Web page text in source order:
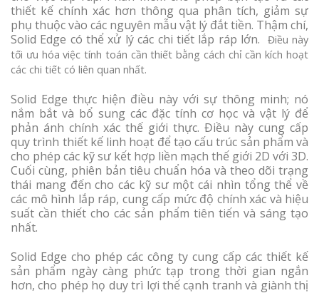
thiết kế chính xác hơn thông qua phân tích, giảm sự
phụ thuộc vào các nguyên mẫu vật lý đắt tiền. Thậm chí,
Solid Edge có thể xử lý các chi tiết lắp ráp lớn. Điều này
tối ưu hóa việc tính toán cần thiết bằng cách chỉ cần kích hoạt
các chi tiết có liên quan nhất.
Solid Edge thực hiện điều này với sự thông minh; nó
nắm bắt và bổ sung các đặc tính cơ học và vật lý để
phản ánh chính xác thế giới thực. Điều này cung cấp
quy trình thiết kế linh hoạt để tạo cấu trúc sản phẩm và
cho phép các kỹ sư kết hợp liền mạch thế giới 2D với 3D.
Cuối cùng, phiên bản tiêu chuẩn hóa và theo dõi trạng
thái mang đến cho các kỹ sư một cái nhìn tổng thể về
các mô hình lắp ráp, cung cấp mức độ chính xác và hiệu
suất cần thiết cho các sản phẩm tiên tiến và sáng tạo
nhất.
Solid Edge cho phép các công ty cung cấp các thiết kế
sản phẩm ngày càng phức tạp trong thời gian ngắn
hơn, cho phép họ duy trì lợi thế cạnh tranh và giành thị